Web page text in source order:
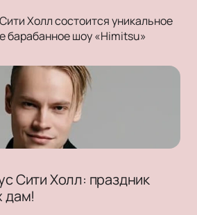
Холл состоится уникальное
барабанное шоу «Himitsu»
Сити Холл: праздник
дам!